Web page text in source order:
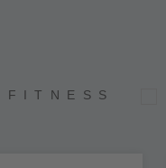
FITNESS